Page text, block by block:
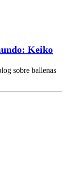
Keiko
sobre ballenas